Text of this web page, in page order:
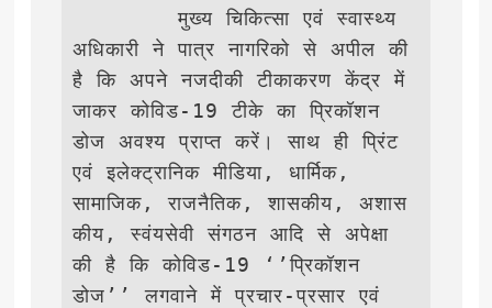
        मुख्य चिकित्सा एवं स्वास्थ्य
अधिकारी ने पात्र नागरिको से अपील की
है कि अपने नजदीकी टीकाकरण केंद्र में
जाकर कोविड-19 टीके का प्रिकॉशन
डोज अवश्य प्राप्त करें। साथ ही प्रिंट
एवं इलेक्ट्रानिक मीडिया, धार्मिक,
सामाजिक, राजनैतिक, शासकीय, अशास
कीय, स्वंयसेवी संगठन आदि से अपेक्षा
की है कि कोविड-19 ‘’प्रिकॉशन
डोज’’ लगवाने में प्रचार-प्रसार एवं